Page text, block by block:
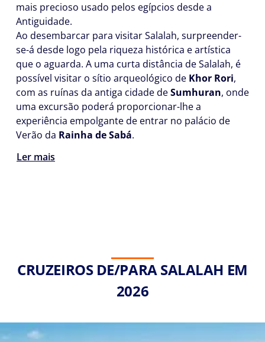
mais precioso usado pelos egípcios desde a
Antiguidade.
Ao desembarcar para visitar Salalah, surpreender-
se-á desde logo pela riqueza histórica e artística
que o aguarda. A uma curta distância de Salalah, é
possível visitar o sítio arqueológico de Khor Rori,
com as ruínas da antiga cidade deSumhuran, onde
uma excursão poderá proporcionar-lhe a
experiência empolgante de entrar no palácio de
Verão da Rainha de Sabá.
Ler mais
CRUZEIROS DE/PARA SALALAH EM
2026